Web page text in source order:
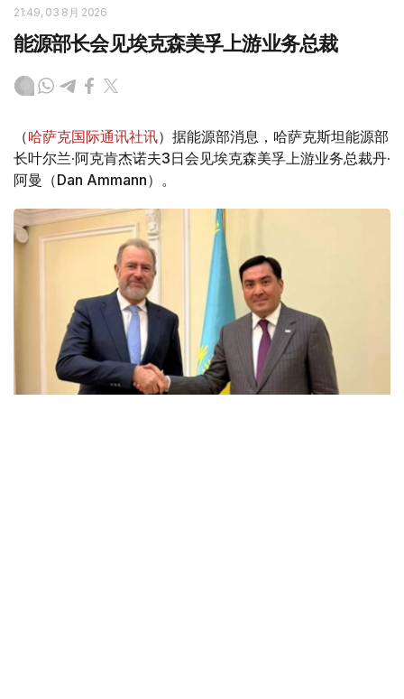
21:49, 03 8月 2026
能源部长会见埃克森美孚上游业务总裁
（哈萨克国际通讯社讯）据能源部消息，哈萨克斯坦能源部
长叶尔兰·阿克肯杰诺夫3日会见埃克森美孚上游业务总裁丹·
阿曼（Dan Ammann）。